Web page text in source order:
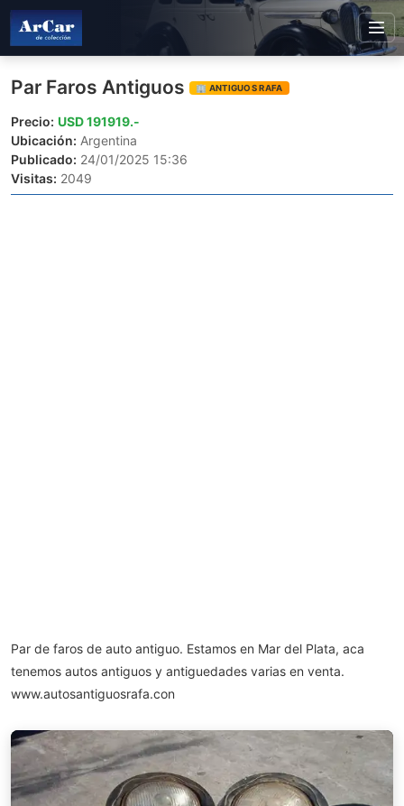
Par Faros Antiguos 🏢 ANTIGUOS RAFA
Precio: USD 191919.-
Ubicación: Argentina
Publicado: 24/01/2025 15:36
Visitas: 2049
Par de faros de auto antiguo. Estamos en Mar del Plata, aca
tenemos autos antiguos y antiguedades varias en venta.
www.autosantiguosrafa.con